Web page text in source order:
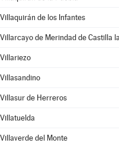
Villaquirán de los Infantes
Villarcayo de Merindad de Castilla
Villariezo
Villasandino
Villasur de Herreros
Villatuelda
Villaverde del Monte